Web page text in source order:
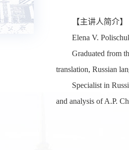
【主讲人简介】
Elena V.
Graduated from
translation, Russian
Specialist in
and analysis of A.P.